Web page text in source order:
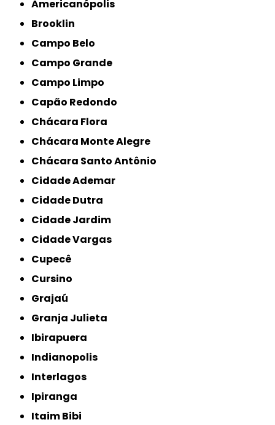
Americanópolis
Brooklin
Campo Belo
Campo Grande
Campo Limpo
Capão Redondo
Chácara Flora
Chácara Monte Alegre
Chácara Santo Antônio
Cidade Ademar
Cidade Dutra
Cidade Jardim
Cidade Vargas
Cupecê
Cursino
Grajaú
Granja Julieta
Ibirapuera
Indianopolis
Interlagos
Ipiranga
Itaim Bibi